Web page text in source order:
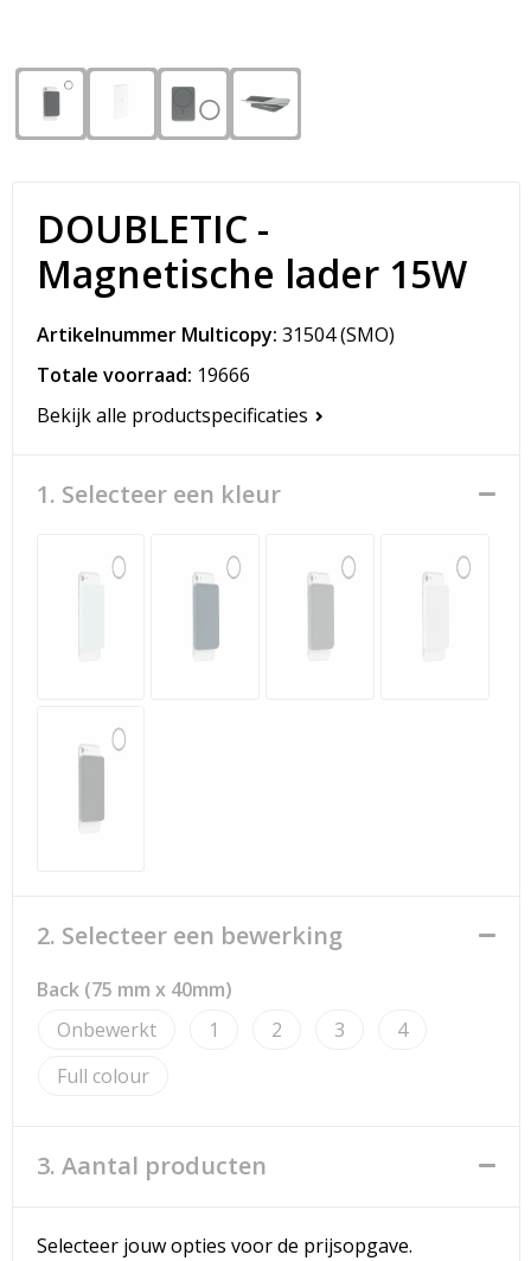
Spellen voor binnen en buiten
Sport
Vrije tijd en Strand
Opvouwbare tassen
Papieren tassen
Reistassen
Rugzakken
Schoudertassen
Waterbestendige tassen
Autotassen
Aktetassen
Trolleys
DOUBLETIC -
Magnetische lader 15W
Artikelnummer Multicopy: 31504(SMO)
Totale voorraad: 19666
Bekijk alle productspecificaties
1. Selecteer een kleur
2. Selecteer een bewerking
Back (75 mm x 40mm)
Onbewerkt
1 2 3
4
Full colour
3. Aantal producten
Selecteer jouw opties voor de prijsopgave.